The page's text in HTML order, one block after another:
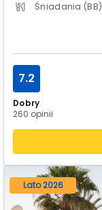
Śniadania (BB)
Dobry
260 opinii
7.2
Lato 2026